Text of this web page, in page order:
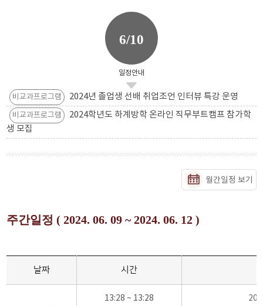
6/10
일정안내
비교과프로그램 2024년 졸업생 선배 취업조언 인터뷰 특강 운영
비교과프로그램
2024학년도 하계방학 온라인 직무부트캠프 참가학
생 모집
월간일정 보기
주간일정 ( 2024. 06. 09 ~ 2024. 06. 12 )
날짜 시간
13:28 ~ 13:28